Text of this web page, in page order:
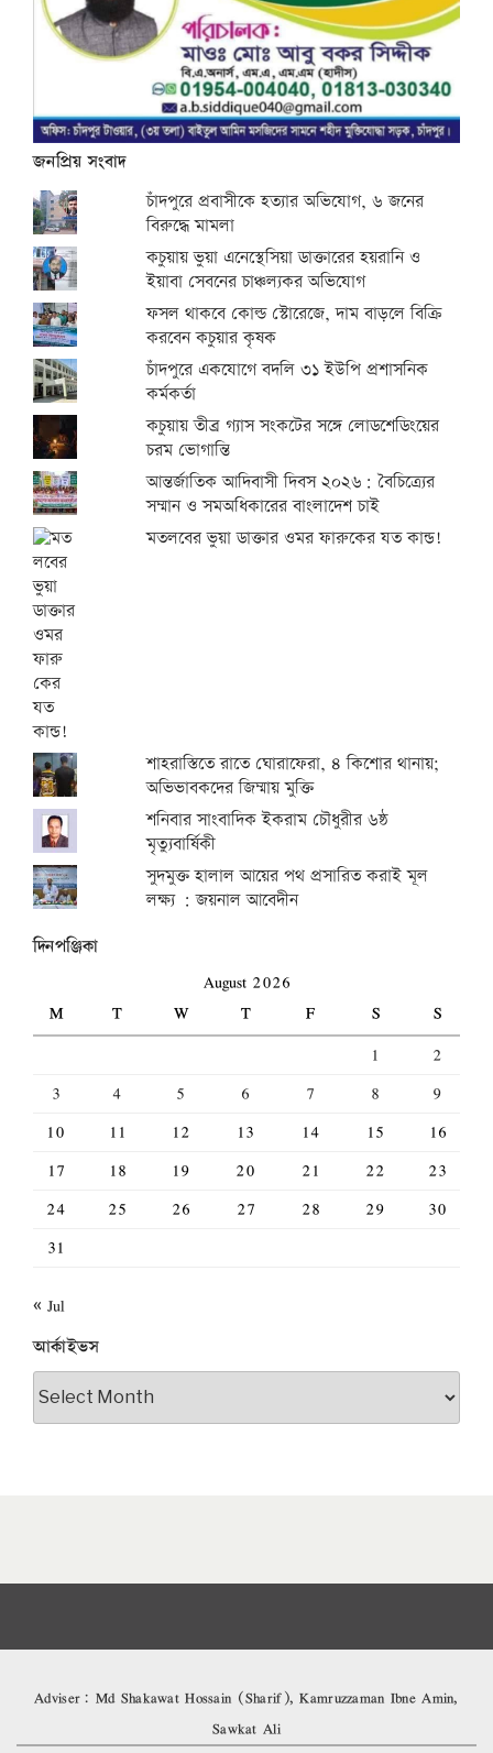
জনপ্রিয় সংবাদ
চাঁদপুরে প্রবাসীকে হত্যার অভিযোগ, ৬ জনের
বিরুদ্ধে মামলা
কচুয়ায় ভুয়া এনেস্থেসিয়া ডাক্তারের হয়রানি ও
ইয়াবা সেবনের চাঞ্চল্যকর অভিযোগ
ফসল থাকবে কোল্ড স্টোরেজে, দাম বাড়লে বিক্রি
করবেন কচুয়ার কৃষক
চাঁদপুরে একযোগে বদলি ৩১ ইউপি প্রশাসনিক
কর্মকর্তা
কচুয়ায় তীব্র গ্যাস সংকটের সঙ্গে লোডশেডিংয়ের
চরম ভোগান্তি
আন্তর্জাতিক আদিবাসী দিবস ২০২৬: বৈচিত্র্যের
সম্মান ও সমঅধিকারের বাংলাদেশ চাই
মতলবের ভুয়া ডাক্তার ওমর ফারুকের যত কান্ড!
শাহরাস্তিতে রাতে ঘোরাফেরা, ৪ কিশোর থানায়;
অভিভাবকদের জিম্মায় মুক্তি
শনিবার সাংবাদিক ইকরাম চৌধুরীর ৬ষ্ঠ
মৃত্যুবার্ষিকী
সুদমুক্ত হালাল আয়ের পথ প্রসারিত করাই মূল
লক্ষ্য : জয়নাল আবেদীন
দিনপঞ্জিকা
August 2026
M
T W T F S
S
1
2
3
4 5 6 7 8
9
10
11 12 13 14 15
16
17
18 19 20 21 22
23
24
25 26 27 28 29
30
31
« Jul
আর্কাইভস
আর্কাইভস
Adviser: Md Shakawat Hossain (Sharif), Kamruzzaman Ibne Amin,
Sawkat Ali